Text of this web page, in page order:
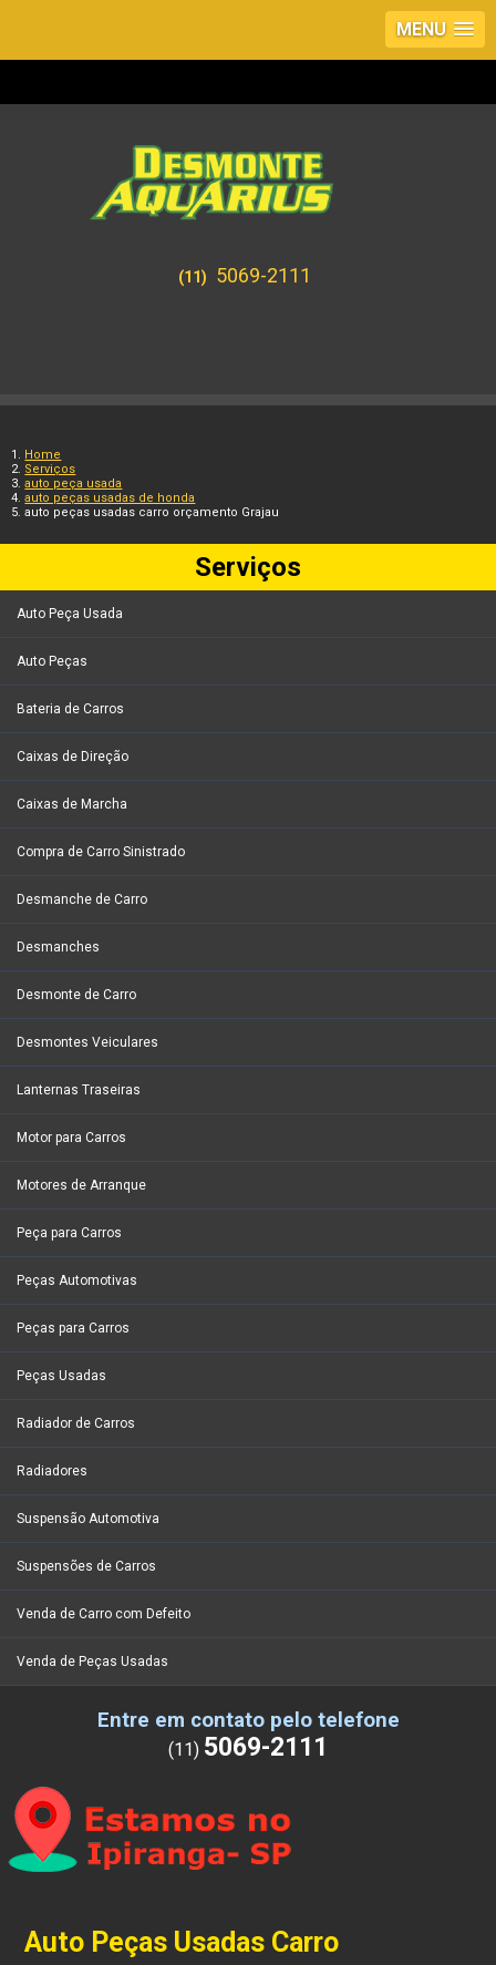
MENU
(11) 5069-2111
Home
Serviços
auto peça usada
auto peças usadas de honda
auto peças usadas carro orçamento Grajau
Serviços
Auto Peça Usada
Auto Peças
Bateria de Carros
Caixas de Direção
Caixas de Marcha
Compra de Carro Sinistrado
Desmanche de Carro
Desmanches
Desmonte de Carro
Desmontes Veiculares
Lanternas Traseiras
Motor para Carros
Motores de Arranque
Peça para Carros
Peças Automotivas
Peças para Carros
Peças Usadas
Radiador de Carros
Radiadores
Suspensão Automotiva
Suspensões de Carros
Venda de Carro com Defeito
Venda de Peças Usadas
Entre em contato pelo telefone
(11) 5069-2111
Auto Peças Usadas Carro